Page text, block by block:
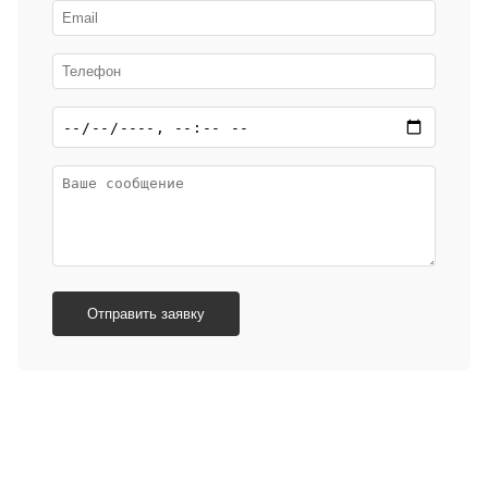
Отправить заявку